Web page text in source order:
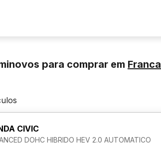
para comprar em Franca
CIVIC
DOHC HIBRIDO HEV 2.0 AUTOMATICO